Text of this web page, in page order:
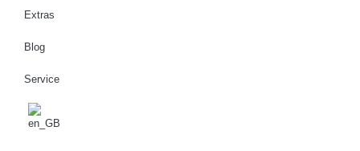
Extras
Blog
Service